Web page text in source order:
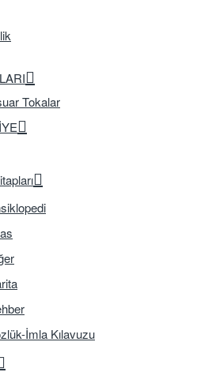
Tokalar
İmla Kılavuzu